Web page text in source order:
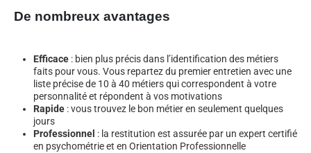
De nombreux avantages
Efficace : bien plus précis dans l’identification des métiers
faits pour vous. Vous repartez du premier entretien avec une
liste précise de 10 à 40 métiers qui correspondent à votre
personnalité et répondent à vos motivations
Rapide : vous trouvez le bon métier en seulement quelques
jours
Professionnel : la restitution est assurée par un expert certifié
en psychométrie et en Orientation Professionnelle